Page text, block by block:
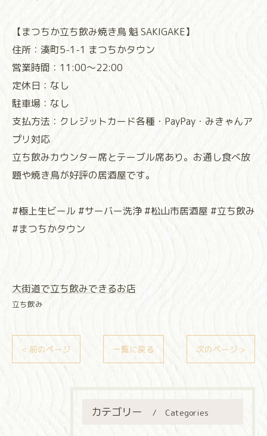
【まつちか立ち飲み焼き鳥 魁 SAKIGAKE】
住所：湊町5-1-1 まつちかタウン
営業時間：11:00～22:00
定休日：なし
駐車場：なし
支払方法：クレジットカード各種・PayPay・みきゃんア
プリ対応
立ち飲みカウンター席とテーブル席あり。お通し食べ放
題や焼き鳥が好評の居酒屋です。
#極上生ビール #サーバー洗浄 #松山市居酒屋 #立ち飲み
#まつちかタウン
大街道で立ち飲みできるお店
立ち飲み
< 前のページ 一覧に戻る 次のページ >
カテゴリー Categories